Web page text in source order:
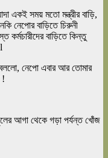
একই সময় মতো মন্ত্রীর বাড়ি,
নেপোর বাড়িতে চিরুনী
কর্মচারীদের বাড়িতে কিন্তু
বললো, নেপো এবার আর তোমার
!
চুলের আগা থেকে গড়া পর্যন্ত খোঁজ